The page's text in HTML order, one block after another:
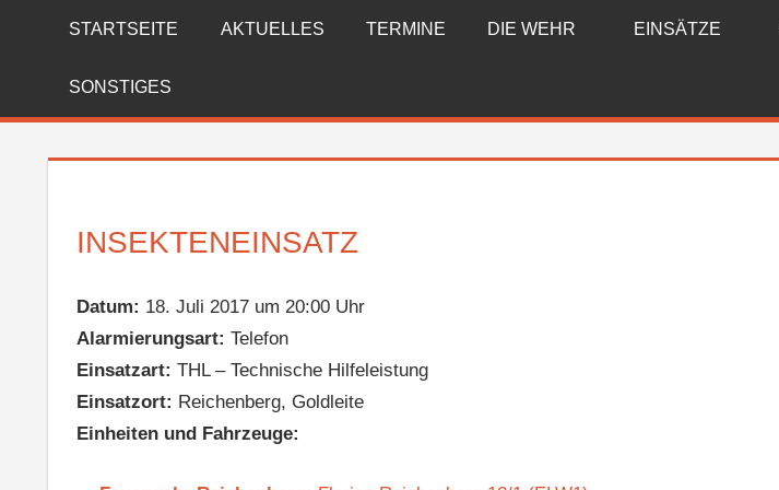
FREIWILLIGE
FEUERWEHR
REICHENBERG
STARTSEITE AKTUELLES TERMINE DIE WEHR EINSÄTZE
SONSTIGES
INSEKTENEINSATZ
Datum: 18. Juli 2017 um 20:00 Uhr
Alarmierungsart: Telefon
Einsatzart: THL – Technische Hilfeleistung
Einsatzort: Reichenberg, Goldleite
Einheiten und Fahrzeuge: